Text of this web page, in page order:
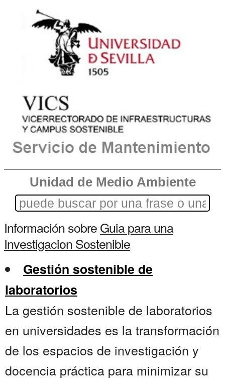
Unidad de Medio Ambiente
Información sobreGuia para una
Investigacion Sostenible
Gestión sostenible de
laboratorios
La gestión sostenible de laboratorios
en universidades es la transformación
de los espacios de investigación y
docencia práctica para minimizar su